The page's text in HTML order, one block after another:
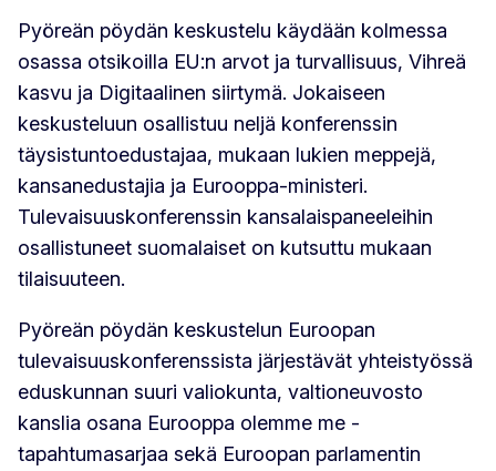
Pyöreän pöydän keskustelu käydään kolmessa
osassa otsikoilla EU:n arvot ja turvallisuus, Vihreä
kasvu ja Digitaalinen siirtymä. Jokaiseen
keskusteluun osallistuu neljä konferenssin
täysistuntoedustajaa, mukaan lukien meppejä,
kansanedustajia ja Eurooppa-ministeri.
Tulevaisuuskonferenssin kansalaispaneeleihin
osallistuneet suomalaiset on kutsuttu mukaan
tilaisuuteen.
Pyöreän pöydän keskustelun Euroopan
tulevaisuuskonferenssista järjestävät yhteistyössä
eduskunnan suuri valiokunta, valtioneuvosto
kanslia osana Eurooppa olemme me -
tapahtumasarjaa sekä Euroopan parlamentin